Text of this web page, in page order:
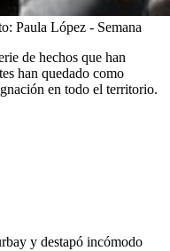
Paula López - Semana
de hechos que han
han quedado como
en todo el territorio.
y destapó incómodo